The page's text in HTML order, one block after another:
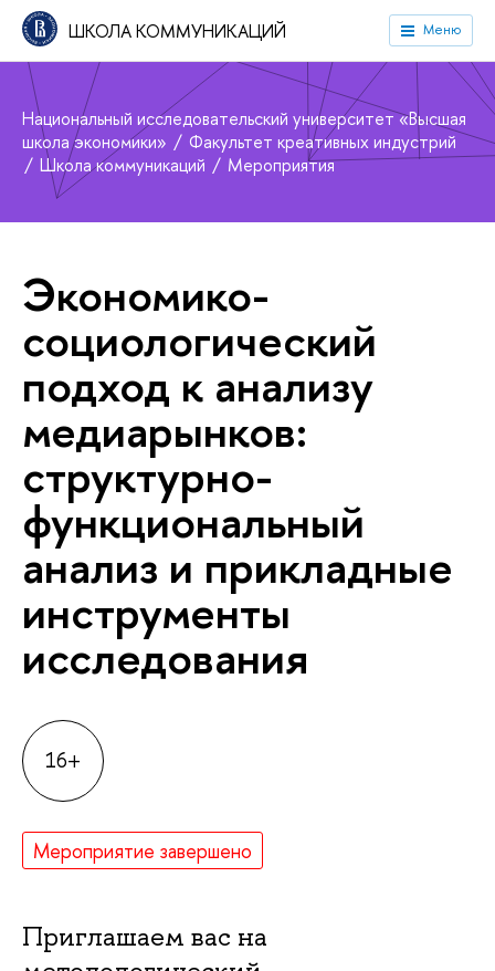
ШКОЛА КОММУНИКАЦИЙ Меню
Национальный исследовательский университет «Высшая
школа экономики»
Факультет креативных индустрий
Школа коммуникаций
Мероприятия
Экономико-
социологический
подход к анализу
медиарынков:
структурно-
функциональный
анализ и прикладные
инструменты
исследования
16+
Мероприятие завершено
Приглашаем вас на